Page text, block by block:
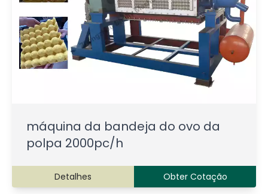
máquina da bandeja do ovo da
polpa 2000pc/h
Detalhes Obter Cotação